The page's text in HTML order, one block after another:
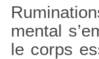
mental
le corps